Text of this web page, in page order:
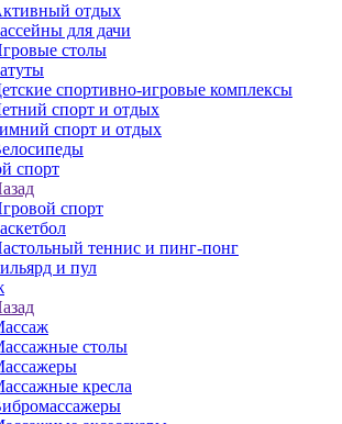
отдых
для дачи
столы
спортивно-игровые комплексы
спорт и отдых
спорт и отдых
спорт
спорт
теннис и пинг-понг
и пул
столы
кресла